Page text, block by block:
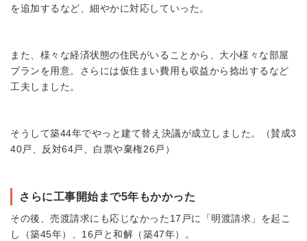
を追加するなど、細やかに対応していった。
また、様々な経済状態の住民がいることから、大小様々な部屋
プランを用意。さらには仮住まい費用も収益から捻出するなど
工夫しました。
そうして築44年でやっと建て替え決議が成立しました。（賛成3
40戸、反対64戸、白票や棄権26戸）
さらに工事開始まで5年もかかった
その後、売渡請求にも応じなかった17戸に「明渡請求」を起こ
し（築45年）、16戸と和解（築47年）。